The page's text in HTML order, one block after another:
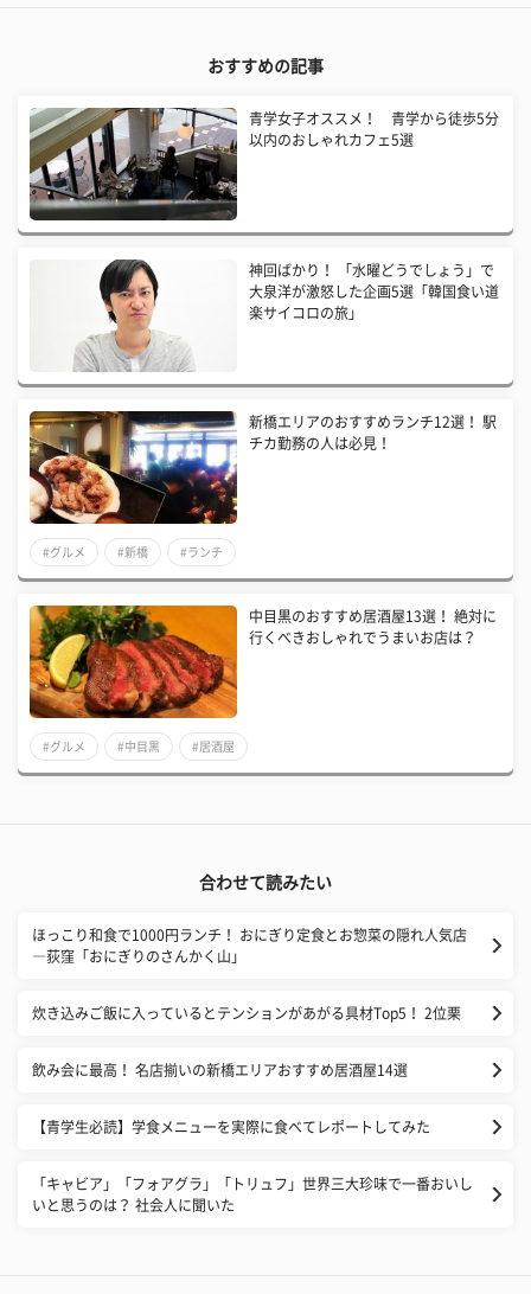
おすすめの記事
青学女子オススメ！ 青学から徒歩5分
以内のおしゃれカフェ5選
神回ばかり！ 「水曜どうでしょう」で
大泉洋が激怒した企画5選「韓国食い道
楽サイコロの旅」
新橋エリアのおすすめランチ12選！ 駅
チカ勤務の人は必見！
#グルメ #新橋 #ランチ
中目黒のおすすめ居酒屋13選！ 絶対に
行くべきおしゃれでうまいお店は？
#グルメ #中目黒 #居酒屋
合わせて読みたい
ほっこり和食で1000円ランチ！ おにぎり定食とお惣菜の隠れ人気店
―荻窪「おにぎりのさんかく山」
炊き込みご飯に入っているとテンションがあがる具材Top5！ 2位栗
飲み会に最高！ 名店揃いの新橋エリアおすすめ居酒屋14選
【青学生必読】学食メニューを実際に食べてレポートしてみた
「キャビア」「フォアグラ」「トリュフ」世界三大珍味で一番おいし
いと思うのは？ 社会人に聞いた